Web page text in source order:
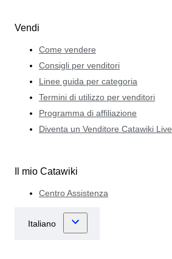
Vendi
Come vendere
Consigli per venditori
Linee guida per categoria
Termini di utilizzo per venditori
Programma di affiliazione
Diventa un Venditore Catawiki Live
Il mio Catawiki
Centro Assistenza